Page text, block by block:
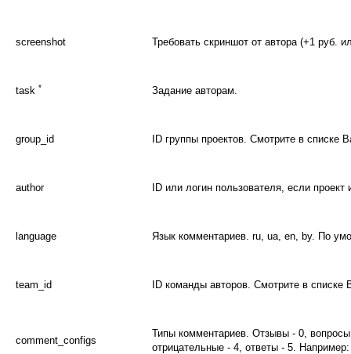
screenshot Требовать скриншот от автора (+1 руб.
task * Задание авторам.
group_id ID группы проектов. Смотрите в списке
author ID или логин пользователя, если
language Язык комментариев. ru, ua, en, by. По
team_id ID команды авторов. Смотрите в
comment_configs
Типы комментариев. Отзывы - 0,
отрицательные - 4, ответы - 5.